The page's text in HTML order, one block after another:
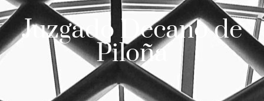
Juzgado Decano de
Piloña